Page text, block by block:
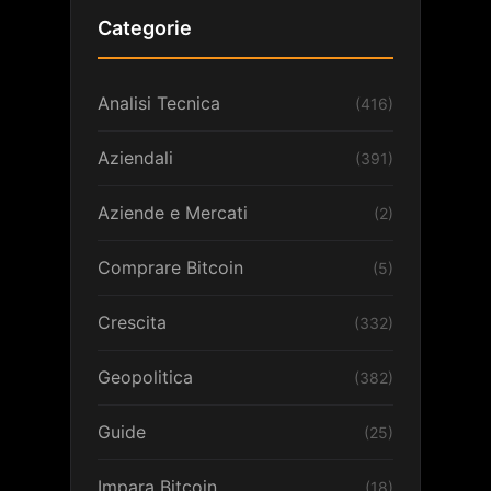
Categorie
Analisi Tecnica (416)
Aziendali (391)
Aziende e Mercati (2)
Comprare Bitcoin (5)
Crescita (332)
Geopolitica (382)
Guide (25)
Impara Bitcoin (18)